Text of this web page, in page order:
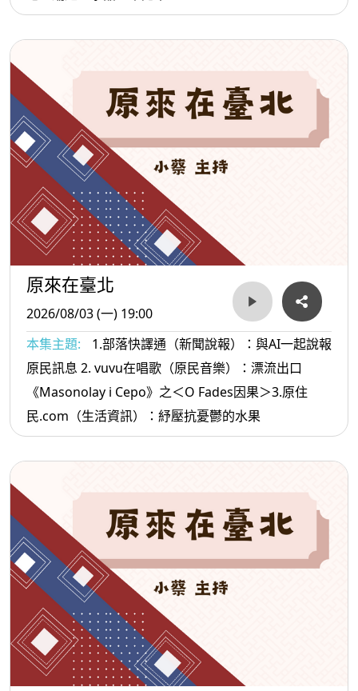
原來在臺北
2026/08/03 (一) 19:00
本集主題:
1.部落快譯通（新聞說報）：與AI一起說報
原民訊息 2. vuvu在唱歌（原民音樂）：漂流出口
《Masonolay i Cepo》之＜O Fades因果＞3.原住
民.com（生活資訊）：紓壓抗憂鬱的水果